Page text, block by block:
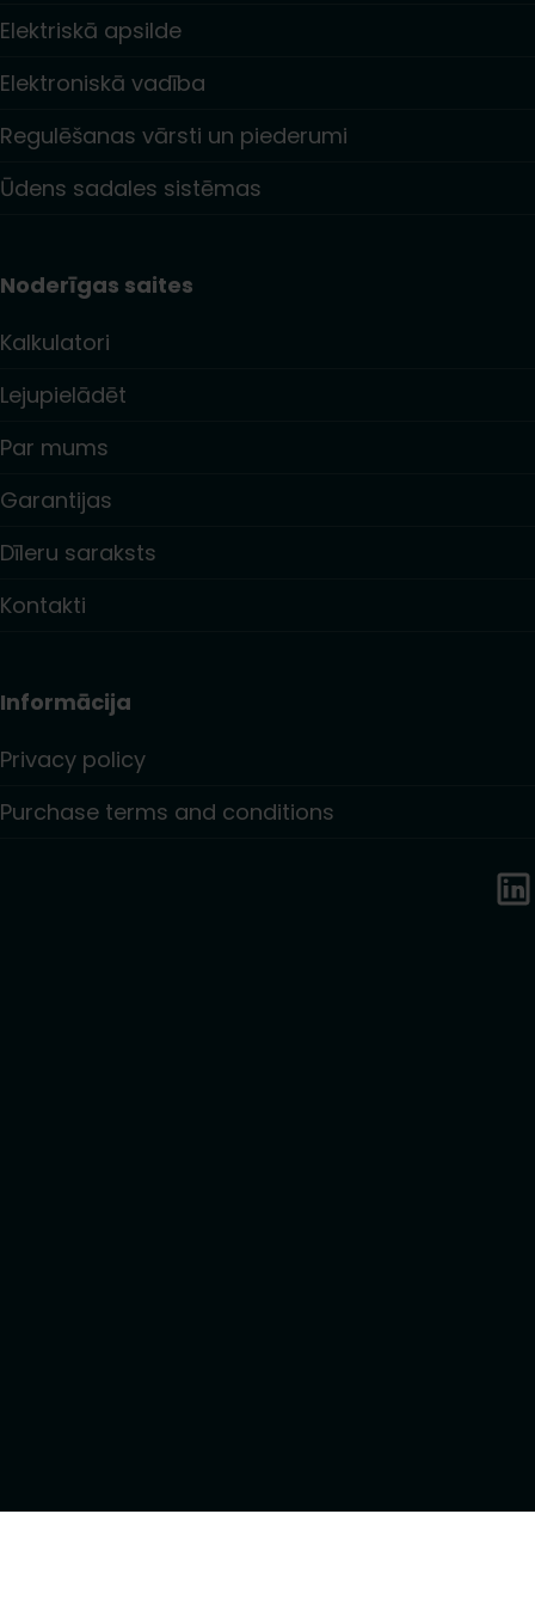
Elektriskā apsilde
Elektroniskā vadība
Regulēšanas vārsti un piederumi
Ūdens sadales sistēmas
Noderīgas saites
Kalkulatori
Lejupielādēt
Par mums
Garantijas
Dīleru saraksts
Kontakti
Informācija
Privacy policy
Purchase terms and conditions